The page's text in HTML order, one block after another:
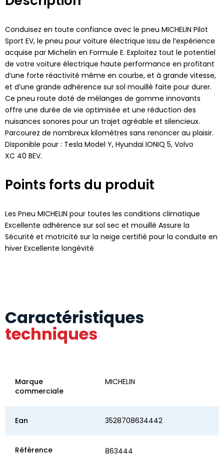
Conduisez en toute confiance avec le pneu MICHELIN Pilot
Sport EV, le pneu pour voiture électrique issu de l’expérience
acquise par Michelin en Formule E. Exploitez tout le potentiel
de votre voiture électrique haute performance en profitant
d’une forte réactivité même en courbe, et à grande vitesse,
et d’une grande adhérence sur sol mouillé faite pour durer.
Ce pneu route doté de mélanges de gomme innovants
offre une durée de vie optimisée et une réduction des
nuisances sonores pour un trajet agréable et silencieux.
Parcourez de nombreux kilomètres sans renoncer au plaisir.
Disponible pour : Tesla Model Y, Hyundai IONIQ 5, Volvo
XC 40 BEV.
Points forts du produit
Les Pneu MICHELIN pour toutes les conditions climatique
Excellente adhérence sur sol sec et mouillé Assure la
Sécurité et motricité sur la neige certifié pour la conduite en
hiver Excellente longévité
Caractéristiques
techniques
Marque
commerciale
MICHELIN
Ean 3528708634442
Référence 863444